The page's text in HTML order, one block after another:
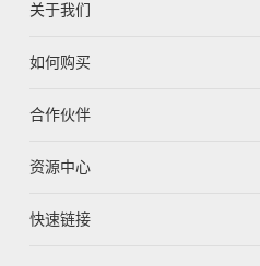
关于我们
如何购买
合作伙伴
资源中心
快速链接